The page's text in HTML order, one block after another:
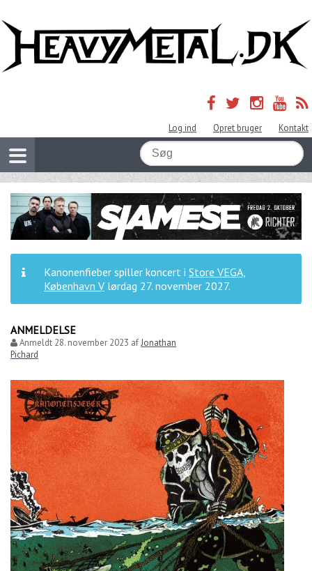
Log ind Opret bruger Kontakt
Kanonenfieber spiller koncert i Store VEGA,
København V lørdag 27. november 2027.
ANMELDELSE
Anmeldt 28. november 2023 afJonathan
Pichard